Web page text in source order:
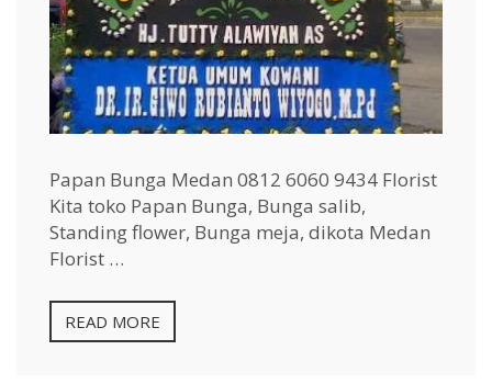
Papan Bunga Medan 0812 6060 9434 Florist
Kita toko Papan Bunga, Bunga salib,
Standing flower, Bunga meja, dikota Medan
Florist …
READ MORE